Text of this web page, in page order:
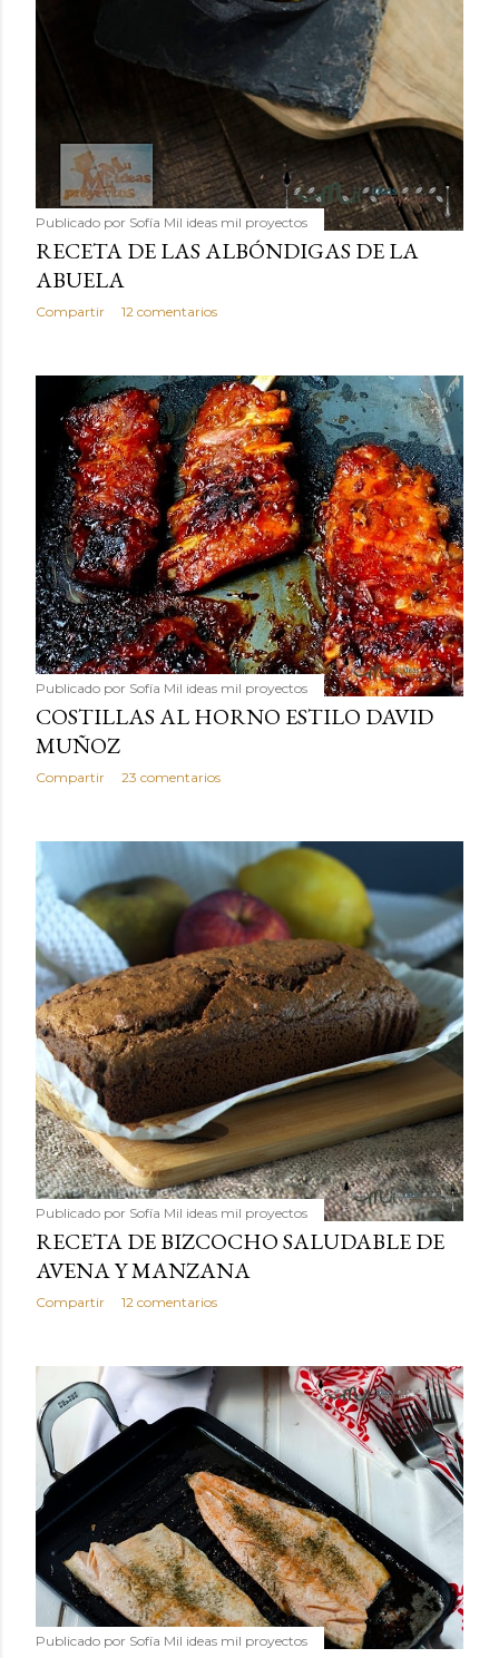
Publicado por Sofía Mil ideas mil proyectos
RECETA DE LAS ALBÓNDIGAS DE LA
ABUELA
Compartir 12 comentarios
Publicado por Sofía Mil ideas mil proyectos
COSTILLAS AL HORNO ESTILO DAVID
MUÑOZ
Compartir 23 comentarios
Publicado por Sofía Mil ideas mil proyectos
RECETA DE BIZCOCHO SALUDABLE DE
AVENA Y MANZANA
Compartir 12 comentarios
Publicado por Sofía Mil ideas mil proyectos